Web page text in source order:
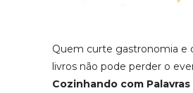
Quem curte gastronomia e
livros não pode perder o
Cozinhando com Palavras